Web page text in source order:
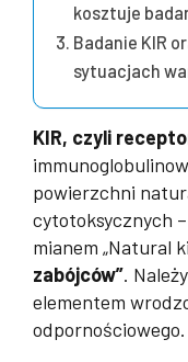
kosztuje
Badanie KIR
sytuacjach
KIR, czyli
powierzchni
cytotoksycznych
mianem „Natural
zabójców”.
elementem
odpornościowego.